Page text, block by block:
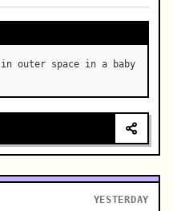
in outer space in a baby
YESTERDAY